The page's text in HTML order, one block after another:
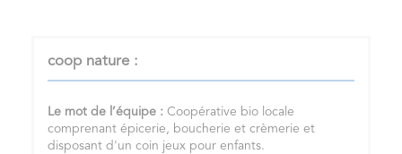
coop nature :
Le mot de l’équipe : Coopérative bio locale
comprenant épicerie, boucherie et crèmerie et
disposant d'un coin jeux pour enfants.